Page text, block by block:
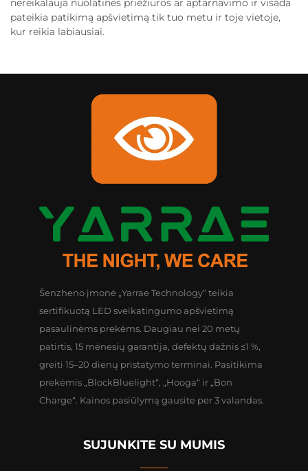
nereikalauja nuolatinės priežiūros ar aptarnavimo ir visada
pateikia patikimą apšvietimą tik tuo metu ir toje vietoje,
kur reikia labiausiai.
Šenzheno įmonė „Yarrae Technology“ teikia
sertifikuotą LED sveikatingumo apšvietimą
pasaulinėms prekėms. Daugiau nei 20 metų
patirtis, 15 mėnesių garantija, defektų dažnis ≤1 %,
greiti 15–20 dienų pristatymo terminai. Pasitikima
prekėmis „BlockBluelight“, „Hooga“ ir „Bon
Charge“. Kainos pasiūlymą gausite per 3 valandas.
SUJUNKITE SU MUMIS